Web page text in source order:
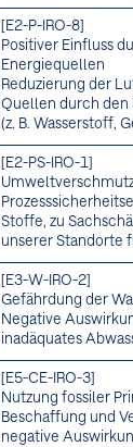
[E2-P-IRO-8]
Positiver Einfluss
Energiequellen
Reduzierung der
Quellen durch den
(z. B. Wasserstoff,
[E2-PS-IRO-1]
Stoffe, zu
unserer Standorte
[E3-W-IRO-2]
Gefährdung der
Negative
inadäquates
[E5-CE-IRO-3]
Nutzung fossiler
Beschaffung und
negative